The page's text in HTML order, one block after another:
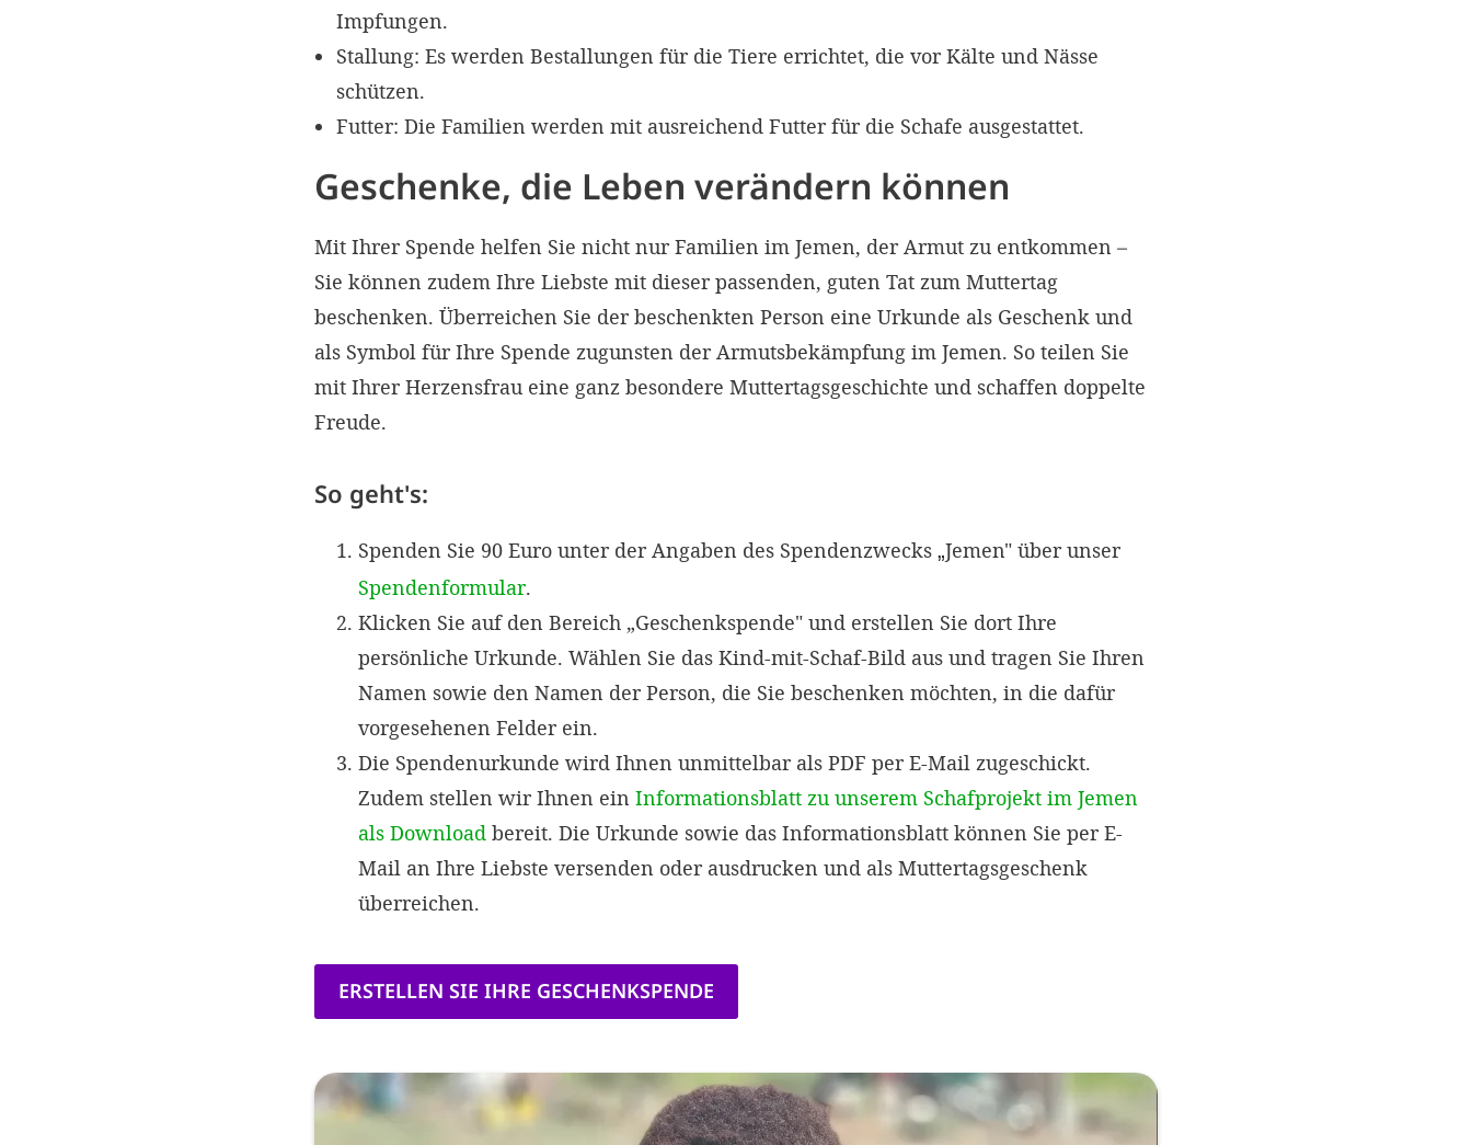
Impfungen.
Stallung: Es werden Bestallungen für die Tiere errichtet, die vor Kälte und Nässe
schützen.
Futter: Die Familien werden mit ausreichend Futter für die Schafe ausgestattet.
Geschenke, die Leben verändern können
Mit Ihrer Spende helfen Sie nicht nur Familien im Jemen, der Armut zu entkommen –
Sie können zudem Ihre Liebste mit dieser passenden, guten Tat zum Muttertag
beschenken. Überreichen Sie der beschenkten Person eine Urkunde als Geschenk und
als Symbol für Ihre Spende zugunsten der Armutsbekämpfung im Jemen. So teilen Sie
mit Ihrer Herzensfrau eine ganz besondere Muttertagsgeschichte und schaffen doppelte
Freude.
So geht's:
Spenden Sie 90 Euro unter der Angaben des Spendenzwecks „Jemen" über unser
Spendenformular.
Klicken Sie auf den Bereich „Geschenkspende" und erstellen Sie dort Ihre
persönliche Urkunde. Wählen Sie das Kind-mit-Schaf-Bild aus und tragen Sie Ihren
Namen sowie den Namen der Person, die Sie beschenken möchten, in die dafür
vorgesehenen Felder ein.
Die Spendenurkunde wird Ihnen unmittelbar als PDF per E-Mail zugeschickt.
Zudem stellen wir Ihnen ein Informationsblatt zu unserem Schafprojekt im Jemen
als Download bereit. Die Urkunde sowie das Informationsblatt können Sie per E-
Mail an Ihre Liebste versenden oder ausdrucken und als Muttertagsgeschenk
überreichen.
ERSTELLEN SIE IHRE GESCHENKSPENDE